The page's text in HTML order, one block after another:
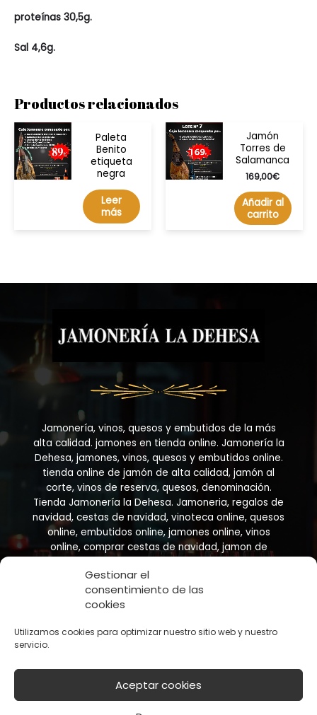
Gestionar el
consentimiento de las
cookies
Utilizamos cookies para optimizar nuestro sitio web y nuestro
servicio.
Aceptar cookies
proteínas 30,5g.
Sal 4,6g.
Productos relacionados
Paleta
Benito
etiqueta
negra
Leer
más
Jamón
Torres de
Salamanca
169,00€
Añadir al
carrito
Jamonería, vinos, quesos y embutidos de la más
alta calidad. jamones en tienda online. Jamonería la
Dehesa, jamones, vinos, quesos y embutidos online.
tienda online de jamón de alta calidad, jamón al
corte, vinos de reserva, quesos, denominación.
Tienda Jamonería la Dehesa. Jamoneria, regalos de
navidad, cestas de navidad, vinoteca online, quesos
online, embutidos online, jamones online, vinos
online, comprar cestas de navidad, jamon de
Francisco y José SL B73415259 Murcia ESPAÑA